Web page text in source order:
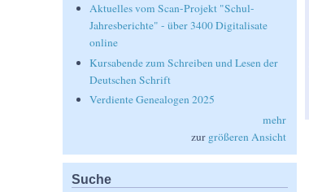
Aktuelles vom Scan-Projekt "Schul-
Jahresberichte" - über 3400 Digitalisate
online
Kursabende zum Schreiben und Lesen der
Deutschen Schrift
Verdiente Genealogen 2025
mehr
zur größeren Ansicht
Suche